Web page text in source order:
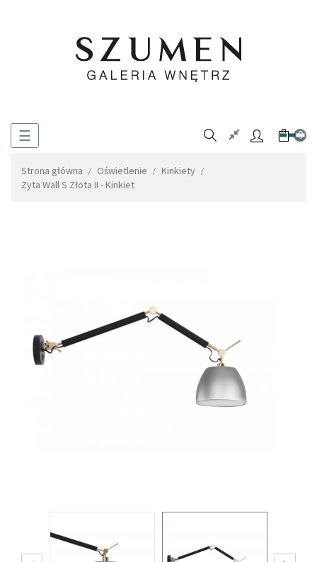
Toggle
☰ 0
Strona główna Oświetlenie
Kinkiety
Zyta Wall S Złota II - Kinkiet